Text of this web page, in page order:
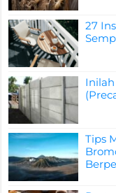
27
Tips